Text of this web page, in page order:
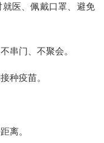
医、佩戴口罩、避免
串门、不聚会。
种疫苗。
离。